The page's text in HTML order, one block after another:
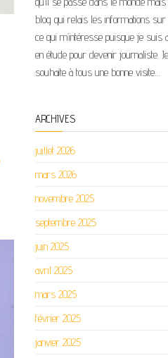
blog qui relais les informations sur
ce qui m’intéresse puisque je suis
en étude pour devenir journaliste.
souhaite à tous une bonne visite…
ARCHIVES
juillet 2026
mars 2026
novembre 2025
septembre 2025
juin 2025
avril 2025
mars 2025
février 2025
janvier 2025